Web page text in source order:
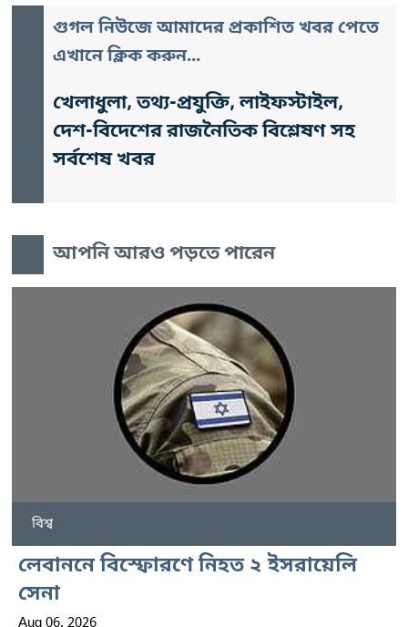
গুগল নিউজে আমাদের প্রকাশিত খবর পেতে
এখানে ক্লিক করুন...
খেলাধুলা, তথ্য-প্রযুক্তি, লাইফস্টাইল,
দেশ-বিদেশের রাজনৈতিক বিশ্লেষণ সহ
সর্বশেষ খবর
আপনি আরও পড়তে পারেন
বিশ্ব
লেবাননে বিস্ফোরণে নিহত ২ ইসরায়েলি
সেনা
Aug 06, 2026